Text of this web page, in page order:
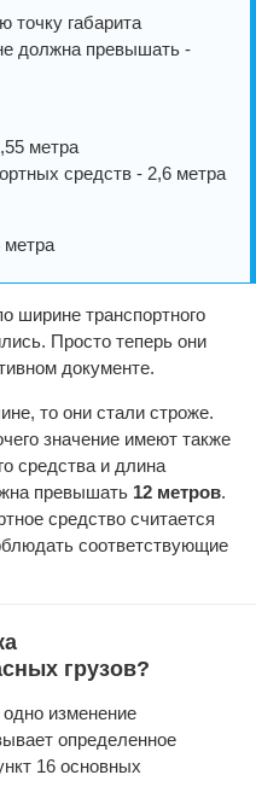
точку габарита
должна превышать -
метра
средств - 2,6 метра
метра
ширине транспортного
Просто теперь они
документе.
то они стали строже.
значение имеют также
средства и длина
превышать 12 метров.
средство считается
соответствующие
грузов?
изменение
определенное
16 основных